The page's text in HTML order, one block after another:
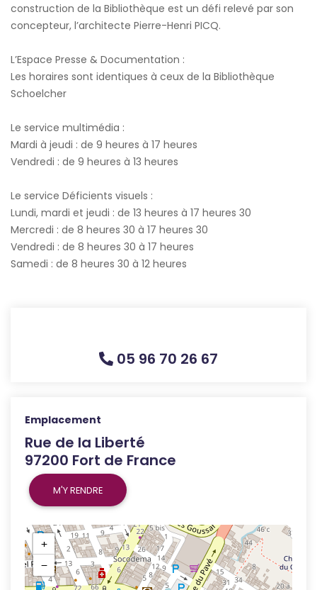
construction de la Bibliothèque est un défi relevé par son
concepteur, l’architecte Pierre-Henri PICQ.
L’Espace Presse & Documentation :
Les horaires sont identiques à ceux de la Bibliothèque
Schoelcher
Le service multimédia :
Mardi à jeudi : de 9 heures à 17 heures
Vendredi : de 9 heures à 13 heures
Le service Déficients visuels :
Lundi, mardi et jeudi : de 13 heures à 17 heures 30
Mercredi : de 8 heures 30 à 17 heures 30
Vendredi : de 8 heures 30 à 17 heures
Samedi : de 8 heures 30 à 12 heures
05 96 70 26 67
Emplacement
Rue de la Liberté
97200 Fort de France
M'Y RENDRE
+
−